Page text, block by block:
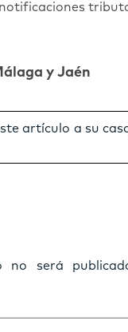
y Jaén
artículo a su
no será